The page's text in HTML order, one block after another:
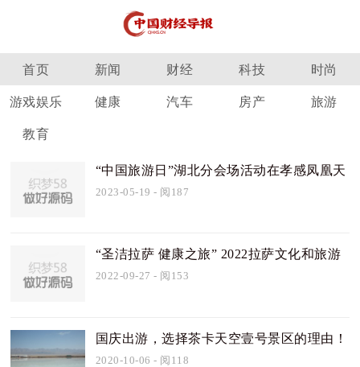
首页 新闻 财经 科技 时尚
游戏娱乐 健康 汽车 房产 旅游
教育
“中国旅游日”湖北分会场活动在孝感凤凰天
仙城成功举行
2023-05-19 - 阅187
“圣洁拉萨 健康之旅” 2022拉萨文化和旅游
消费季之四季旅游 巡回促销推介会
2022-09-27 - 阅153
国庆出游，选择茶卡天空壹号景区的理由！
2020-10-06 - 阅118